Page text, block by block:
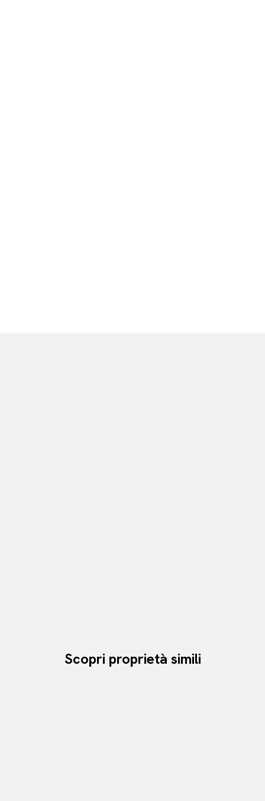
Scopri proprietà simili